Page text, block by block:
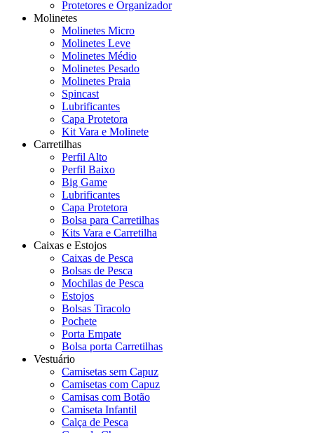
Protetores e Organizador
Molinetes
Molinetes Micro
Molinetes Leve
Molinetes Médio
Molinetes Pesado
Molinetes Praia
Spincast
Lubrificantes
Capa Protetora
Kit Vara e Molinete
Carretilhas
Perfil Alto
Perfil Baixo
Big Game
Lubrificantes
Capa Protetora
Bolsa para Carretilhas
Kits Vara e Carretilha
Caixas e Estojos
Caixas de Pesca
Bolsas de Pesca
Mochilas de Pesca
Estojos
Bolsas Tiracolo
Pochete
Porta Empate
Bolsa porta Carretilhas
Vestuário
Camisetas sem Capuz
Camisetas com Capuz
Camisas com Botão
Camiseta Infantil
Calça de Pesca